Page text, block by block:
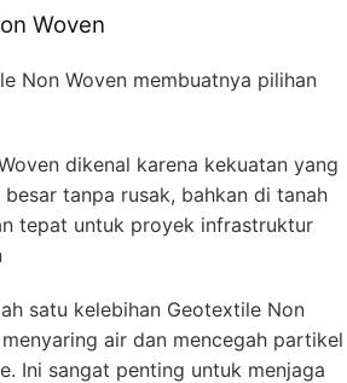
Woven
Non Woven membuatnya pilihan
dikenal karena kekuatan yang
tanpa rusak, bahkan di tanah
tepat untuk proyek infrastruktur
satu kelebihan Geotextile Non
air dan mencegah partikel
Ini sangat penting untuk menjaga